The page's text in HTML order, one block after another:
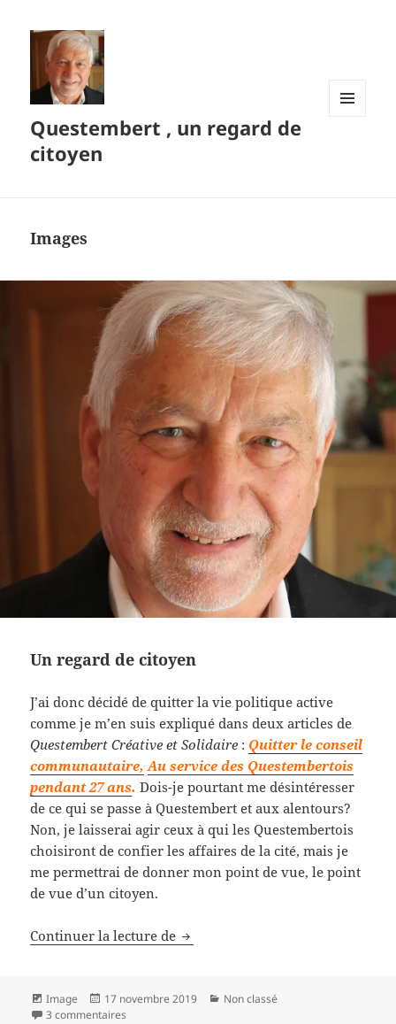
Questembert , un regard de
citoyen
Images
Un regard de citoyen
J’ai donc décidé de quitter la vie politique active
comme je m’en suis expliqué dans deux articles de
Questembert Créative et Solidaire : Quitter le conseil
communautaire, Au service des Questembertois
pendant 27 ans.Dois-je pourtant me désintéresser
de ce qui se passe à Questembert et aux alentours?
Non, je laisserai agir ceux à qui les Questembertois
choisiront de confier les affaires de la cité, mais je
me permettrai de donner mon point de vue, le point
de vue d’un citoyen.
Continuer la lecture de Un regard de citoyen
Format
Image
Publié
le
17 novembre 2019 Catégories
Non classé
3 commentaires